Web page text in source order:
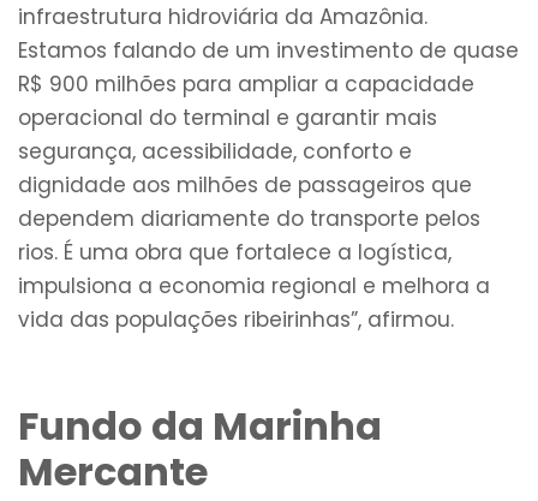
infraestrutura hidroviária da Amazônia.
Estamos falando de um investimento de quase
R$ 900 milhões para ampliar a capacidade
operacional do terminal e garantir mais
segurança, acessibilidade, conforto e
dignidade aos milhões de passageiros que
dependem diariamente do transporte pelos
rios. É uma obra que fortalece a logística,
impulsiona a economia regional e melhora a
vida das populações ribeirinhas”, afirmou.
Fundo da Marinha
Mercante